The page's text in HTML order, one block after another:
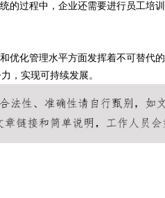
的过程中，企业还需要进行员工培
优化管理水平方面发挥着不可替代
，实现可持续发展。